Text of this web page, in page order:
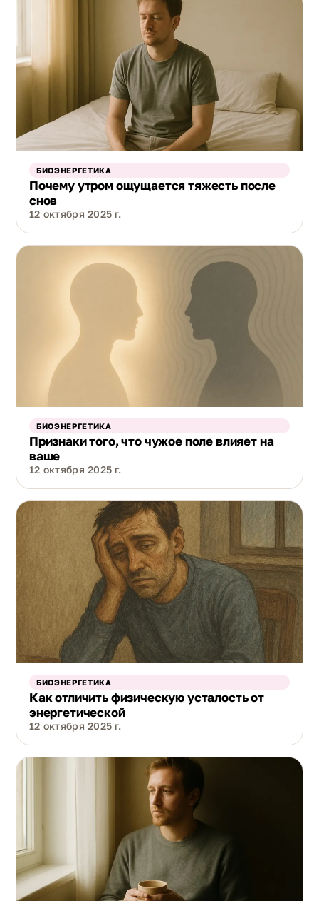
БИОЭНЕРГЕТИКА
Почему утром ощущается тяжесть после
снов
12 октября 2025 г.
БИОЭНЕРГЕТИКА
Признаки того, что чужое поле влияет на
ваше
12 октября 2025 г.
БИОЭНЕРГЕТИКА
Как отличить физическую усталость от
энергетической
12 октября 2025 г.